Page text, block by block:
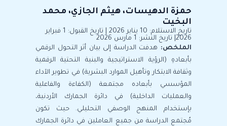
حمزة الدهيسات، هيثم الجازي، محمد
البخيت
تاريخ الاستلام: 10 يناير 2026 | تاريخ القبول: 1 فبراير
2026| تاريخ النشر: 1 مارس 2026
الملخص: هدفت الدراسة إلى بيان أثر التحول الرقمي
بأبعادهِ (الرؤية الاستراتيجية والبنية التحتية الرقمية
وثقافة الابتكار وتأهيل الموارد البشرية) في تطوير الآداء
المؤسسي بأبعاده مجتمعة (الكفاءة والفاعلية
والعمليات الداخلية) في دائرة الجمارك الأردنية،
بإستخدام المنهج الوصفي التحليلي. حيث تكون
مُجتمع الدراسة من جميع العاملين في دائرة الجمارك